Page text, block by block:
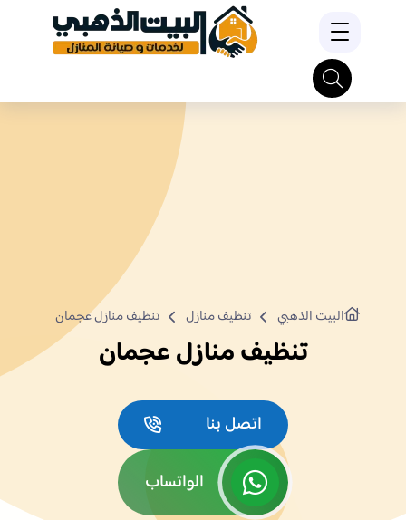
البيت الذهبي تنظيف منازل تنظيف منازل عجمان
تنظيف منازل عجمان
اتصل بنا
الواتساب